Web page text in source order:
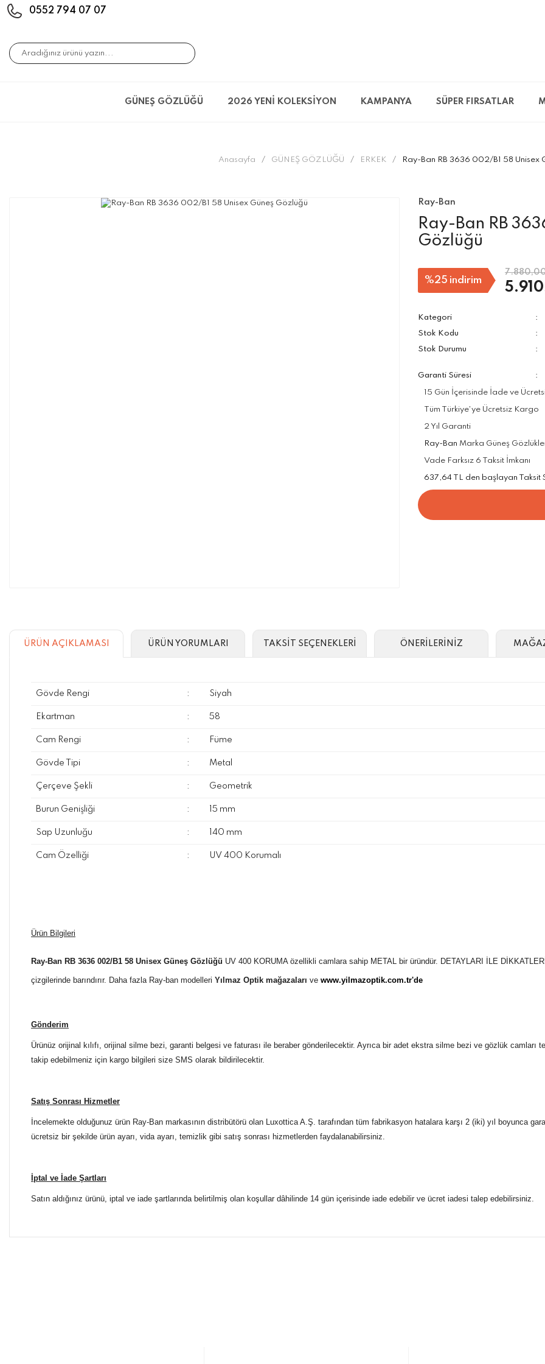
0552 794 07 07
GÜNEŞ GÖZLÜĞÜ 2026 YENİ KOLEKSİYON KAMPANYA SÜPER FIRSATLAR
Anasayfa GÜNEŞ GÖZLÜĞÜ ERKEK Ray-Ban RB 3636 002/B1 58 Unisex
Ray-Ban
Ray-Ban RB
Gözlüğü
%25 indirim
Kategori
Stok Kodu
Stok Durumu
Garanti Süresi
15 Gün İçerisinde İade ve
Tüm Türkiye'ye Ücretsiz Kargo
2 Yıl Garanti
Ray-Ban Marka Güneş
Vade Farksız 6 Taksit İmkanı
637,64 TL den başlayan Taksit
ÜRÜN AÇIKLAMASI ÜRÜN YORUMLARI TAKSİT SEÇENEKLERİ ÖNERİLERİNİZ
Gövde Rengi : Siyah
Ekartman : 58
Cam Rengi : Füme
Gövde Tipi : Metal
Çerçeve Şekli : Geometrik
Burun Genişliği : 15 mm
Sap Uzunluğu : 140 mm
Cam Özelliği : UV 400 Korumalı
Ürün Bilgileri
Ray-Ban RB 3636 002/B1 58 Unisex Güneş Gözlüğü UV 400 KORUMA özellikli camlara sahip METAL bir üründür. DETAYLARI İLE
çizgilerinde barındırır. Daha fazla Ray-ban modelleri Yılmaz Optik mağazaları ve www.yilmazoptik.com.tr'de
Gönderim
Ürünüz orijinal kılıfı, orijinal silme bezi, garanti belgesi ve faturası ile beraber gönderilecektir. Ayrıca bir adet ekstra silme bezi ve gözlük
takip edebilmeniz için kargo bilgileri size SMS olarak bildirilecektir.
Satış Sonrası Hizmetler
İncelemekte olduğunuz ürün Ray-Ban markasının distribütörü olan Luxottica A.Ş. tarafından tüm fabrikasyon hatalara karşı 2 (iki) yıl boyunca
ücretsiz bir şekilde ürün ayarı, vida ayarı, temizlik gibi satış sonrası hizmetlerden faydalanabilirsiniz.
İptal ve İade Şartları
Satın aldığınız ürünü, iptal ve iade şartlarında belirtilmiş olan koşullar dâhilinde 14 gün içerisinde iade edebilir ve ücret iadesi talep edebilirsiniz.